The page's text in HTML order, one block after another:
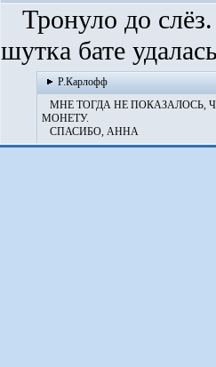
Тронуло до
шутка бате
Р.Карлофф
МНЕ ТОГДА НЕ ПОКАЗАЛОСЬ,
МОНЕТУ.
СПАСИБО, АННА